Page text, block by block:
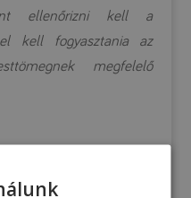
ellenőrizni kell a
kell fogyasztania az
megfelelő